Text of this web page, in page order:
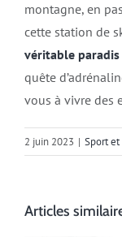
montagne, en
cette station de
véritable
quête
vous à vivre des
2 juin 2023 | Sport et
Articles